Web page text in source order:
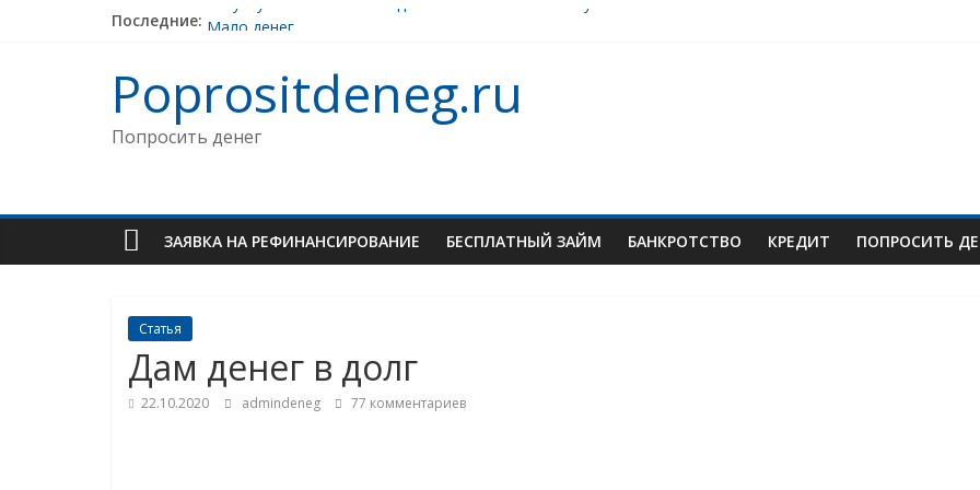
Последние: Госуслуги — выплаты на детей 3 — 7 лет. Как получить?
Пассивный доход и онлайн курсы
Попал в финансовую пирамиду
Деньги на первоначальный взнос ипотеки
Poprositdeneg.ru
Попросить денег
ЗАЯВКА НА РЕФИНАНСИРОВАНИЕ БЕСПЛАТНЫЙ ЗАЙМ БАНКРОТСТВО КРЕДИТ ПОПРОСИТЬ
Статья
Дам денег в долг
22.10.2020 admindeneg 77 комментариев